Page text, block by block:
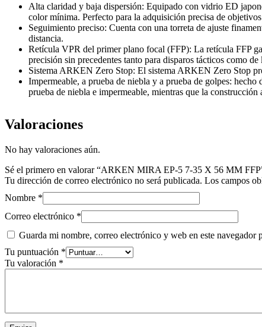
Alta claridad y baja dispersión: Equipado con vidrio ED
color mínima. Perfecto para la adquisición precisa de
Seguimiento preciso: Cuenta con una torreta de ajuste
distancia.
Retícula VPR del primer plano focal (FFP): La retícula FFP
precisión sin precedentes tanto para disparos tácticos como de
Sistema ARKEN Zero Stop: El sistema ARKEN Zero Stop
Impermeable, a prueba de niebla y a prueba de golpes:
prueba de niebla e impermeable, mientras que la
Valoraciones
No hay valoraciones aún.
Sé el primero en valorar “ARKEN MIRA EP-5 7-35 X 56 MM
Tu dirección de correo electrónico no será publicada. Los campos
Nombre *
Correo electrónico *
Guarda mi nombre, correo electrónico y web en este navegador
Tu puntuación *
Tu valoración *